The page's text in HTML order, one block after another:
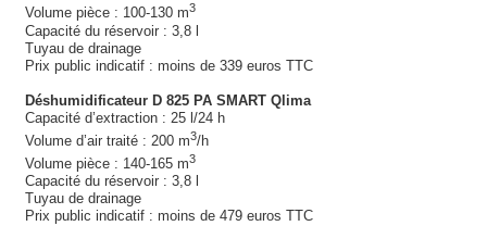
Volume pièce : 100-130 m3
Capacité du réservoir : 3,8 l
Tuyau de drainage
Prix public indicatif : moins de 339 euros TTC
Déshumidificateur D 825 PA SMART Qlima
Capacité d’extraction : 25 l/24 h
Volume d’air traité : 200 m3/h
Volume pièce : 140-165 m3
Capacité du réservoir : 3,8 l
Tuyau de drainage
Prix public indicatif : moins de 479 euros TTC